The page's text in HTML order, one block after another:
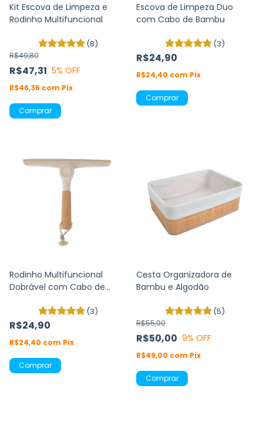
Kit Escova de Limpeza e
Rodinho Multifuncional
(8)
R$47,31
R$49,80
5% OFF
R$46,36 com Pix
Escova de Limpeza Duo
com Cabo de Bambu
(3)
R$24,90
R$24,40 com Pix
Rodinho Multifuncional
Dobrável com Cabo de
(3)
R$24,90
R$24,40 com Pix
Cesta Organizadora de
Bambu e Algodão
(5)
R$50,00
R$55,00
9% OFF
R$49,00 com Pix